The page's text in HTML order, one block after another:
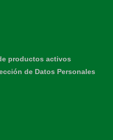
productos activos
de Datos Personales